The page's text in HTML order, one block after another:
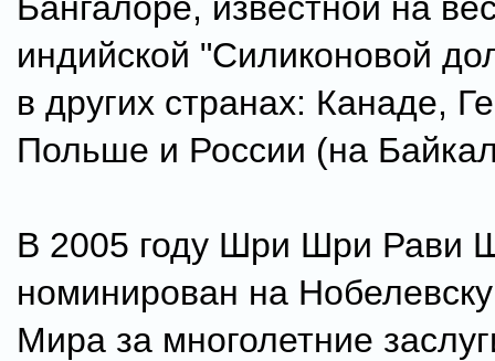
индийской "Силиконовой
в других странах: Канаде,
Польше и России (на
В 2005 году Шри Шри Рави
номинирован на
Мира за многолетние